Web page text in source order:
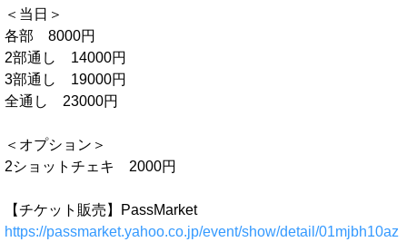
＜当日＞
各部 8000円
2部通し 14000円
3部通し 19000円
全通し 23000円
＜オプション＞
2ショットチェキ 2000円
【チケット販売】PassMarket
https://passmarket.yahoo.co.jp/event/show/detail/01mjbh10az